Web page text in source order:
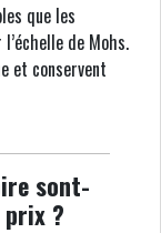
que les
de Mohs.
et conservent
sont-
prix ?